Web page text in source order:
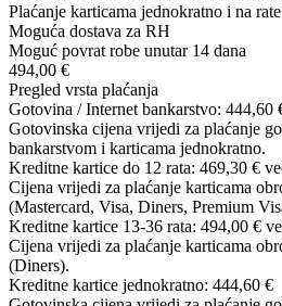
Plaćanje karticama jednokratno i na rate
Moguća dostava za RH
Moguć povrat robe unutar 14 dana
494,00 €
Pregled vrsta plaćanja
Gotovina / Internet bankarstvo: 444,60
Gotovinska cijena vrijedi za plaćanje
bankarstvom i karticama jednokratno.
Kreditne kartice do 12 rata: 469,30 €
Cijena vrijedi za plaćanje karticama
(Mastercard, Visa, Diners, Premium
Kreditne kartice 13-36 rata: 494,00 €
Cijena vrijedi za plaćanje karticama
(Diners).
Kreditne kartice jednokratno: 444,60 €